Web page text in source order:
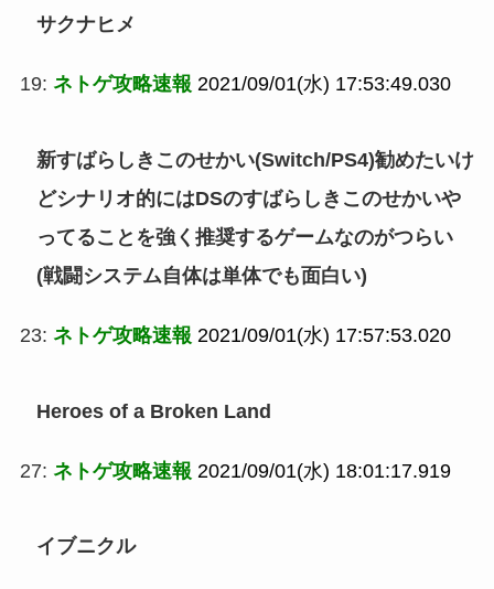
サクナヒメ
19: ネトゲ攻略速報 2021/09/01(水) 17:53:49.030
新すばらしきこのせかい(Switch/PS4)勧めたいけ
どシナリオ的にはDSのすばらしきこのせかいや
ってることを強く推奨するゲームなのがつらい
(戦闘システム自体は単体でも面白い)
23: ネトゲ攻略速報 2021/09/01(水) 17:57:53.020
Heroes of a Broken Land
27: ネトゲ攻略速報 2021/09/01(水) 18:01:17.919
イブニクル